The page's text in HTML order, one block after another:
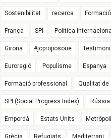
Sostenibilitat recerca Formació
França SPI Política Internacional
Girona #joproposoue Testimoni
Euroregió Populisme Espanya
Formació professional Qualitat de
SPI (Social Progress Index) Rússia
Empordà Estats Units
Grècia Refugiats Mediterrani